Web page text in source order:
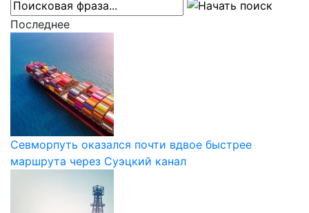
Последнее
Севморпуть оказался почти вдвое быстрее
маршрута через Суэцкий канал